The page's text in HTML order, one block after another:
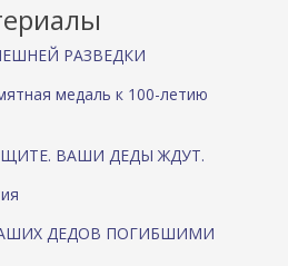
РАЗВЕДКИ
медаль к 100-летию
ВАШИ ДЕДЫ ЖДУТ.
ДЕДОВ ПОГИБШИМИ